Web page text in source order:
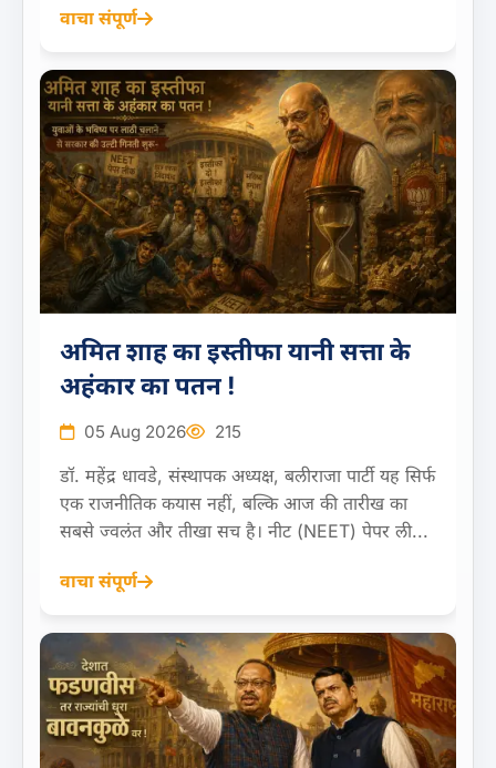
वाचा संपूर्ण
अमित शाह का इस्तीफा यानी सत्ता के
अहंकार का पतन !
05 Aug 2026 215
डॉ. महेंद्र धावडे, संस्थापक अध्यक्ष, बलीराजा पार्टी यह सिर्फ
एक राजनीतिक कयास नहीं, बल्कि आज की तारीख का
सबसे ज्वलंत और तीखा सच है। नीट (NEET) पेपर ली...
वाचा संपूर्ण